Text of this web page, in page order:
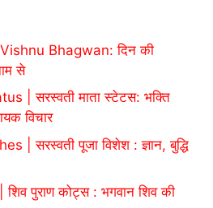
Bhagwan: दिन की
से
| सरस्वती माता स्टेटस: भक्ति
विचार
| सरस्वती पूजा विशेश : ज्ञान, बुद्धि
पुराण कोट्स : भगवान शिव की